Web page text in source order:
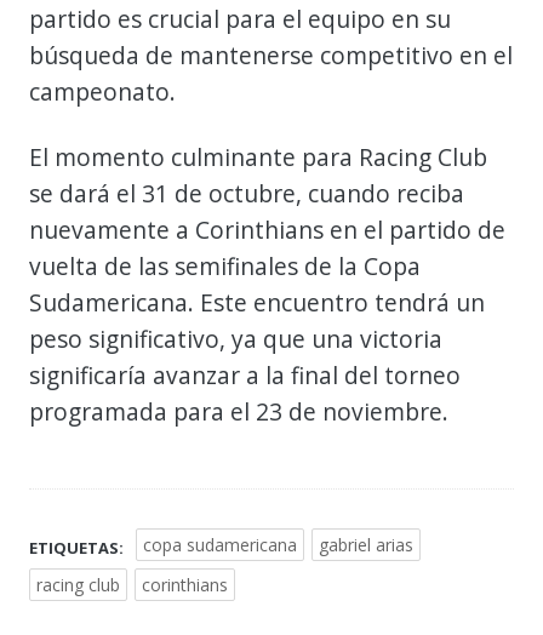
partido es crucial para el equipo en su
búsqueda de mantenerse competitivo en el
campeonato.
El momento culminante para Racing Club
se dará el 31 de octubre, cuando reciba
nuevamente a Corinthians en el partido de
vuelta de las semifinales de la Copa
Sudamericana. Este encuentro tendrá un
peso significativo, ya que una victoria
significaría avanzar a la final del torneo
programada para el 23 de noviembre.
ETIQUETAS: copa sudamericana
gabriel arias
racing club
corinthians